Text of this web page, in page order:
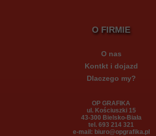
OP GRAFIKA
ul. Kościuszki 15
43-300 Bielsko-Biała
tel. 693 214 321
e-mail: biuro@opgrafika.pl
O FIRMIE
O nas
Kontkt i dojazd
Dlaczego my?